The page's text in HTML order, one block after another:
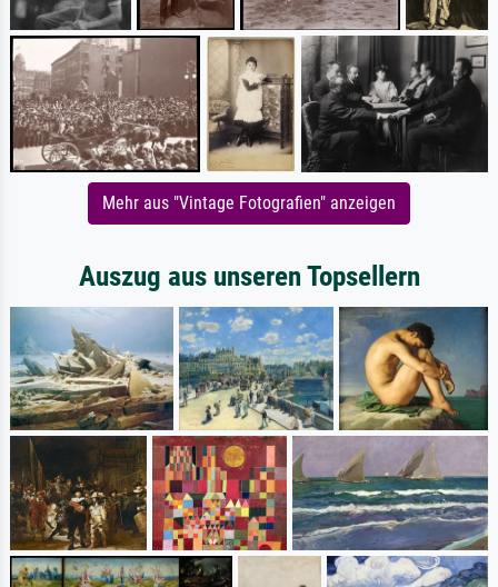
Mehr aus "Vintage Fotografien" anzeigen
Auszug aus unseren Topsellern